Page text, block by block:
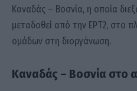
Καναδάς – Βοσνία, η οποία
μεταδοθεί από την ΕΡΤ2, στο
ομάδων στη διοργάνωση.
Καναδάς – Βοσνία στο